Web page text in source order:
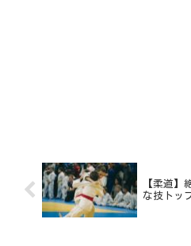
【柔道】
な技トッ